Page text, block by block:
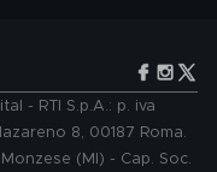
- RTI S.p.A.: p. iva
8, 00187 Roma.
(MI) - Cap. Soc.